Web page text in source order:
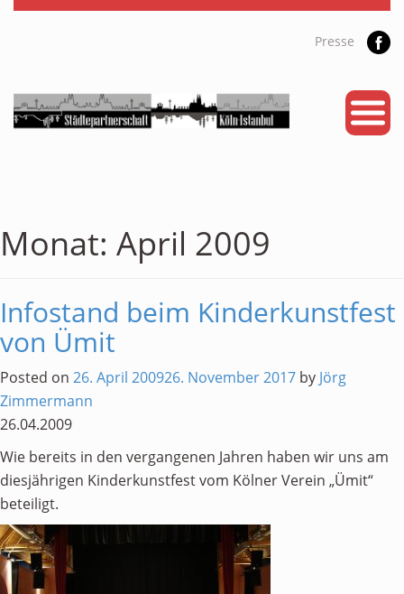
Presse
Monat: April 2009
Infostand beim Kinderkunstfest
von Ümit
Posted on 26. April 200926. November 2017 by Jörg
Zimmermann
26.04.2009
Wie bereits in den vergangenen Jahren haben wir uns am
diesjährigen Kinderkunstfest vom Kölner Verein „Ümit“
beteiligt.
START
PARTNERSTADT
KALENDER
GALERIE
ÜBER UNS
Mitglied werden
Links & Downloads
Satzung
Unsere Spender/Sponsoren